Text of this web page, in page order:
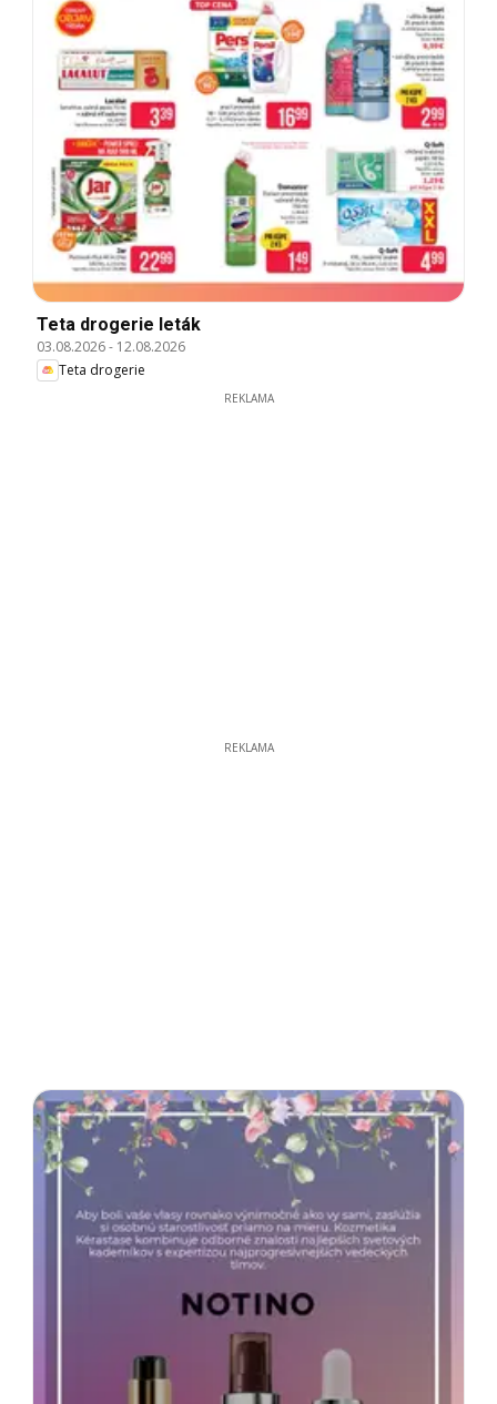
Teta drogerie leták
03.08.2026- 12.08.2026
Teta drogerie
REKLAMA
REKLAMA